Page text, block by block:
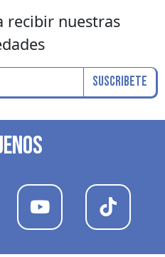
recibir nuestras
Suscribete